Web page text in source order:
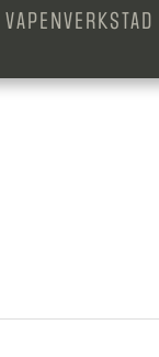
VAPENVERKSTAD